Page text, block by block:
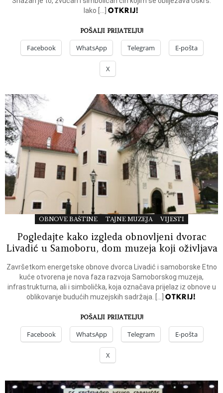
Iako […]OTKRIJ!
POŠALJI PRIJATELJU!
Facebook WhatsApp Telegram E-pošta
X
OBNOVE BAŠTINE TAJNE MUZEJA VIJESTI
Pogledajte kako izgleda obnovljeni dvorac
Livadić u Samoboru, dom muzeja koji oživljava
Završetkom energetske obnove dvorca Livadić i samoborske Etno
kuće otvorena je nova faza razvoja Samoborskog muzeja,
infrastrukturna, ali i simbolička, koja označava prijelaz iz obnove u
oblikovanje budućih muzejskih sadržaja. […]OTKRIJ!
POŠALJI PRIJATELJU!
Facebook WhatsApp Telegram E-pošta
X